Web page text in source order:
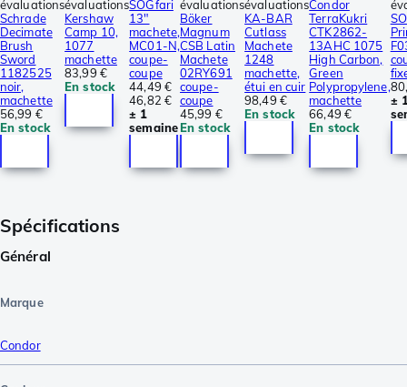
évaluations
Schrade
Decimate
Brush
Sword
1182525
noir,
machette
56,99 €
En stock
évaluations
Kershaw
Camp 10,
1077
machette
83,99 €
En stock
SOGfari
13"
machete,
MC01-N,
coupe-
coupe
44,49 €
46,82 €
± 1
semaine
évaluations
Böker
Magnum
CSB Latin
Machete
02RY691
coupe-
coupe
45,99 €
En stock
évaluations
KA-BAR
Cutlass
Machete
1248
machette,
étui en cuir
98,49 €
En stock
Condor
TerraKukri
CTK2862-
13AHC 1075
High Carbon,
Green
Polypropylene,
machette
66,49 €
En stock
±
Spécifications
Général
Marque
Condor